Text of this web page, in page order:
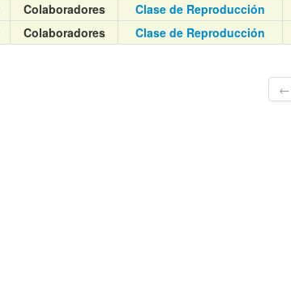
Colaboradores Clase de Reproducción
Colaboradores Clase de Reproducción
←